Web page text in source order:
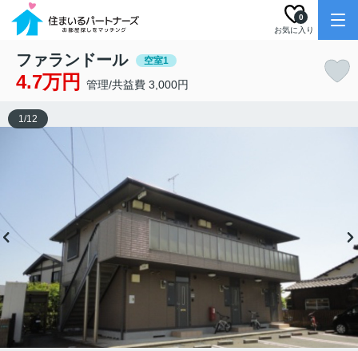
お気に入り
0
ファランドール 空室1
4.7万円 管理/共益費 3,000円
1/12